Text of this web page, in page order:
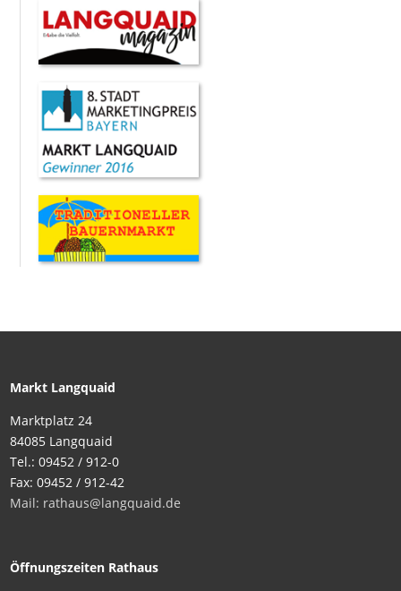
Markt Langquaid
Marktplatz 24
84085 Langquaid
Tel.: 09452 / 912-0
Fax: 09452 / 912-42
Mail: rathaus@langquaid.de
Öffnungszeiten Rathaus